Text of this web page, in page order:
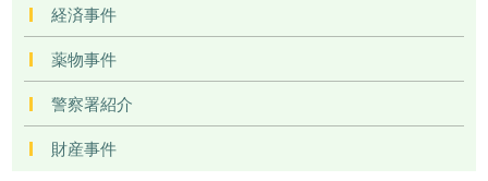
経済事件
薬物事件
警察署紹介
財産事件